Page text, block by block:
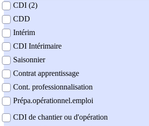
contrat
CDI (2)
CDD
Intérim
CDI Intérimaire
Saisonnier
Contrat apprentissage
Cont. professionnalisation
Prépa.opérationnel.emploi
CDI de chantier ou d'opération